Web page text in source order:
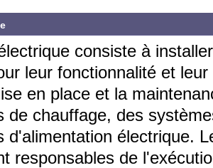
lectrique consiste àinstaller
leur fonctionnalité et leur
ise en place et la
de chauffage, des systè
d'alimentation électrique.
responsables de l'exéc